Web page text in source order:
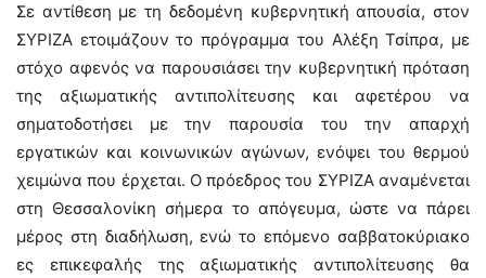
Σε αντίθεση με τη δεδομένη κυβερνητική απουσία, στον
ΣΥΡΙΖΑ ετοιμάζουν το πρόγραμμα του Αλέξη Τσίπρα, με
στόχο αφενός να παρουσιάσει την κυβερνητική πρόταση
της αξιωματικής αντιπολίτευσης και αφετέρου να
σηματοδοτήσει με την παρουσία του την απαρχή
εργατικών και κοινωνικών αγώνων, ενόψει του θερμού
χειμώνα που έρχεται. Ο πρόεδρος του ΣΥΡΙΖΑ αναμένεται
στη Θεσσαλονίκη σήμερα το απόγευμα, ώστε να πάρει
μέρος στη διαδήλωση, ενώ το επόμενο σαββατοκύριακο
ες επικεφαλής της αξιωματικής αντιπολίτευσης θα